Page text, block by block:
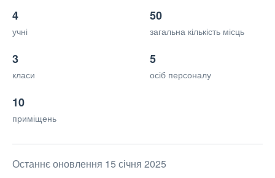
4
учні
50
загальна кількість місць
3
класи
5
осіб персоналу
10
приміщень
Останнє оновлення 15 січня 2025